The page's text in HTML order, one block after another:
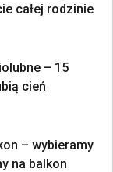
całej rodzinie
– 15
cień
– wybieramy
na balkon